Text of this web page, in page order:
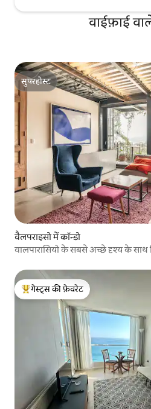
वाईफ़ाई
सुपरहोस्ट
सुपरहोस्ट
वैलपराइसो में कॉन्डो
वालपारासियो के सबसे अच्छे दृश्य के साथ
गेस्ट्स का टॉप फ़ेवरेट
गेस्ट्स की फ़ेवरेट